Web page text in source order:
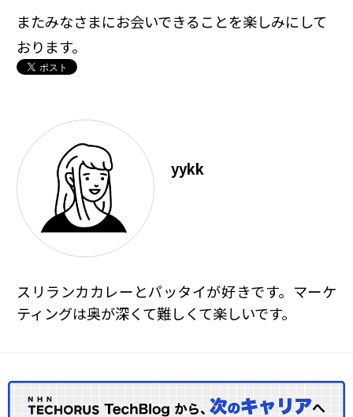
またみなさまにお会いできることを楽しみにして
おります。
yykk
スリランカカレーとパッタイが好きです。マーケ
ティングは奥が深くて難しくて楽しいです。